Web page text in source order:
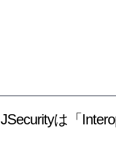
JSecurityは「